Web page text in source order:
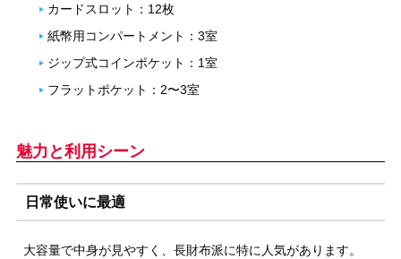
カードスロット：12枚
紙幣用コンパートメント：3室
ジップ式コインポケット：1室
フラットポケット：2〜3室
魅力と利用シーン
日常使いに最適
大容量で中身が見やすく、長財布派に特に人気があります。